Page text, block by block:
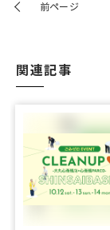
前ページ
関連記事